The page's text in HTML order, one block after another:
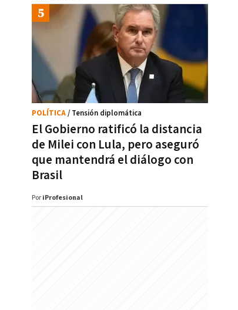
El Gobierno ratificó la distancia
de Milei con Lula, pero aseguró
que mantendrá el diálogo con
Brasil
POLÍTICA/ Tensión diplomática
Por iProfesional